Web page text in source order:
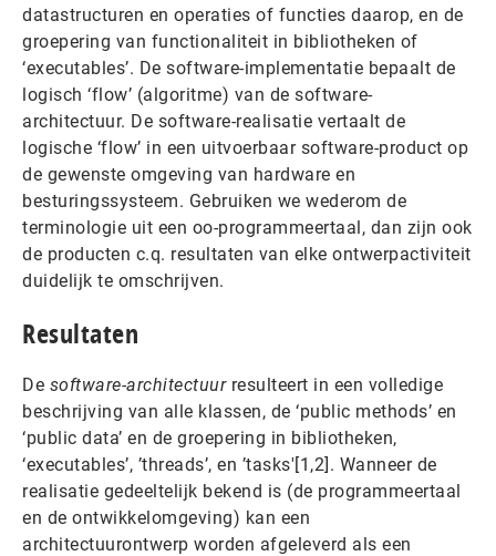
datastructuren en operaties of functies daarop, en de
groepering van functionaliteit in bibliotheken of
‘executables’. De software-implementatie bepaalt de
logisch ‘flow’ (algoritme) van de software-
architectuur. De software-realisatie vertaalt de
logische ‘flow’ in een uitvoerbaar software-product op
de gewenste omgeving van hardware en
besturingssysteem. Gebruiken we wederom de
terminologie uit een oo-programmeertaal, dan zijn ook
de producten c.q. resultaten van elke ontwerpactiviteit
duidelijk te omschrijven.
Resultaten
De software-architectuurresulteert in een volledige
beschrijving van alle klassen, de ‘public methods’ en
‘public data’ en de groepering in bibliotheken,
‘executables’, ’threads’, en ’tasks'[1,2]. Wanneer de
realisatie gedeeltelijk bekend is (de programmeertaal
en de ontwikkelomgeving) kan een
architectuurontwerp worden afgeleverd als een